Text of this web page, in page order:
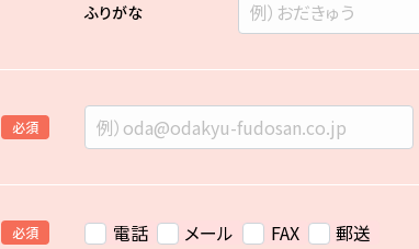
ふりがな
必須
必須 電話 メール FAX 郵送